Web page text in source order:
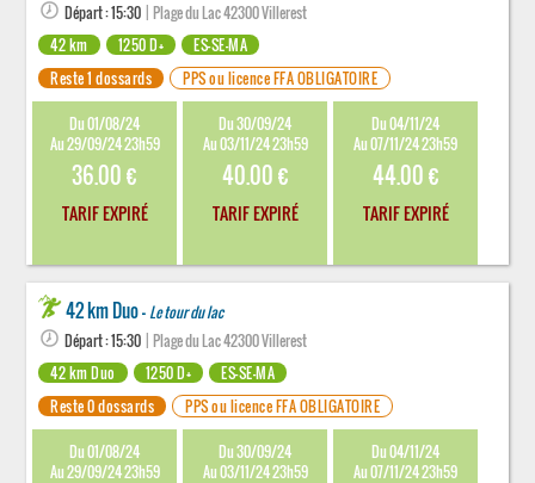
Départ : 15:30 | Plage du Lac 42300 Villerest
42 km
1250 D+
ES-SE-MA
Reste 1 dossards
PPS ou licence FFA OBLIGATOIRE
Du 01/08/24
Au 29/09/24 23h59
36.00 €
TARIF EXPIRÉ
Du 30/09/24
Au 03/11/24 23h59
40.00 €
TARIF EXPIRÉ
Du 04/11/24
Au 07/11/24 23h59
44.00 €
TARIF EXPIRÉ
42 km Duo - Le tour du lac
Départ : 15:30 | Plage du Lac 42300 Villerest
42 km Duo
1250 D+
ES-SE-MA
Reste 0 dossards
PPS ou licence FFA OBLIGATOIRE
Du 01/08/24
Au 29/09/24 23h59
Du 30/09/24
Au 03/11/24 23h59
Du 04/11/24
Au 07/11/24 23h59